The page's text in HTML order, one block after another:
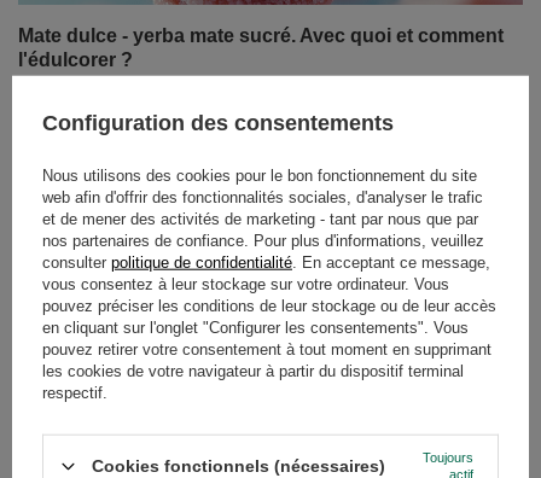
Mate dulce - yerba mate sucré. Avec quoi et comment
l'édulcorer ?
saveur intense et amère, mais tout le monde ne sait pas
une version sucrée. Le Mate dulce - yerba mate sucré -
est une excellente alternative pour ceux qui préfèrent les
saveurs plus douces ou qui commencent tout juste leur
aventure avec cette infusion. Mais comment sucrer le thé
de maté pour qu'il ne perde pas ses propriétés et reste
délicieux ? Il existe de nombreuses possibilités, du sucre
classique aux édulcorants naturels en passant par les
additifs fruités. Dans cet article, nous vous proposons de
découvrir comment sucrer la yerba mate de la manière la
En savoir plus
Configuration des consentements
Nous utilisons des cookies pour le bon fonctionnement du site
web afin d'offrir des fonctionnalités sociales, d'analyser le trafic
et de mener des activités de marketing - tant par nous que par
nos partenaires de confiance. Pour plus d'informations, veuillez
consulter politique de confidentialité . En acceptant ce message,
vous consentez à leur stockage sur votre ordinateur. Vous
pouvez préciser les conditions de leur stockage ou de leur accès
en cliquant sur l'onglet "Configurer les consentements". Vous
pouvez retirer votre consentement à tout moment en supprimant
les cookies de votre navigateur à partir du dispositif terminal
respectif.
Cookies fonctionnels (nécessaires)
Toujours
actif